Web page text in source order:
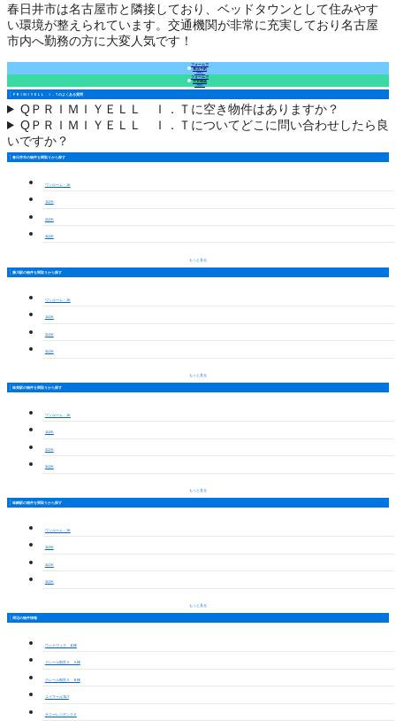
春日井市は名古屋市と隣接しており、ベッドタウンとして住みやす
い環境が整えられています。交通機関が非常に充実しており名古屋
市内へ勤務の方に大変人気です！
フォームで
来店予約
（無料）
フォームで
空室確認
（無料）
ＰＲＩＭＩＹＥＬＬ Ｉ．Ｔのよくある質問
QＰＲＩＭＩＹＥＬＬ Ｉ．Ｔに空き物件はありますか？
QＰＲＩＭＩＹＥＬＬ Ｉ．Ｔについてどこに問い合わせしたら良
いですか？
春日井市の物件を間取りから探す
ワンルーム・1K
1LDK
2LDK
3LDK
もっと見る
勝川駅の物件を間取りから探す
ワンルーム・1K
1LDK
2LDK
3LDK
もっと見る
味美駅の物件を間取りから探す
ワンルーム・1K
1LDK
2LDK
3LDK
もっと見る
味鋺駅の物件を間取りから探す
ワンルーム・1K
1LDK
2LDK
3LDK
もっと見る
周辺の物件情報
ウッドヴィラ Ｂ棟
クレール朝宮Ⅱ Ａ棟
クレール朝宮Ⅱ Ｂ棟
ユイマールT&T
サニーレジデンスⅡ